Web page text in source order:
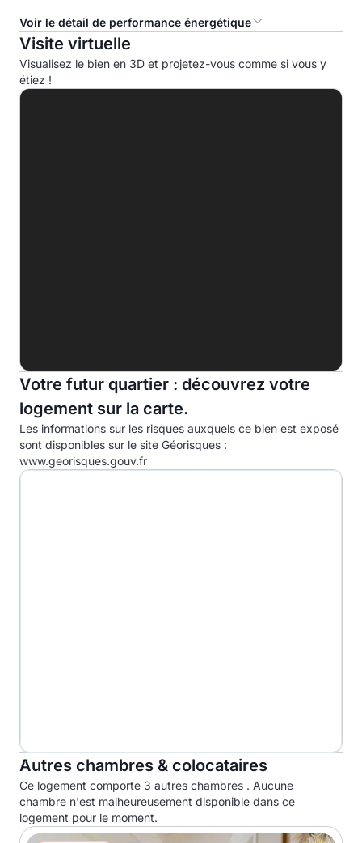
Voir le détail de performance énergétique
Consommation d'énergie primaire (CEP)
A
C
D
E
65.0kg eqCO2/m².an
F
Visite virtuelle
Visualisez le bien en 3D et projetez-vous comme si vous y
étiez !
Votre futur quartier : découvrez votre
logement sur la carte.
Les informations sur les risques auxquels ce bien est exposé
sont disponibles sur le site Géorisques :
www.georisques.gouv.fr
Autres chambres & colocataires
Ce logement comporte 3 autres chambres . Aucune
chambre n'est malheureusement disponible dans ce
logement pour le moment.